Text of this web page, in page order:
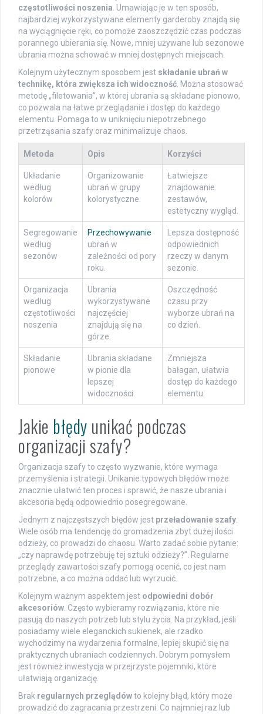
częstotliwości noszenia. Umawiając je w ten sposób,
najbardziej wykorzystywane elementy garderoby znajdą się
na wyciągnięcie ręki, co pomoże zaoszczędzić czas podczas
porannego ubierania się. Nowe, mniej używane lub sezonowe
ubrania można schować w mniej dostępnych miejscach.
Kolejnym użytecznym sposobem jest składanie ubrań w
technikę, która zwiększa ich widoczność. Można stosować
metodę „filetowania”, w której ubrania są składane pionowo,
co pozwala na łatwe przeglądanie i dostęp do każdego
elementu. Pomaga to w uniknięciu niepotrzebnego
przetrząsania szafy oraz minimalizuje chaos.
Metoda Opis Korzyści
Układanie
według
kolorów
Organizowanie
ubrań w grupy
kolorystyczne.
Łatwiejsze
znajdowanie
zestawów,
estetyczny wygląd.
Segregowanie
według
sezonów
Przechowywanie
ubrań w
zależności od pory
roku.
Lepsza dostępność
odpowiednich
rzeczy w danym
sezonie.
Organizacja
według
częstotliwości
noszenia
Ubrania
wykorzystywane
najczęściej
znajdują się na
górze.
Oszczędność
czasu przy
wyborze ubrań na
co dzień.
Składanie
pionowe
Ubrania składane
w pionie dla
lepszej
widoczności.
Zmniejsza
bałagan, ułatwia
dostęp do każdego
elementu.
Jakie błędy unikać podczas
organizacji szafy?
Organizacja szafy to często wyzwanie, które wymaga
przemyślenia i strategii. Unikanie typowych błędów może
znacznie ułatwić ten proces i sprawić, że nasze ubrania i
akcesoria będą odpowiednio posegregowane.
Jednym z najczęstszych błędów jest przeładowanie szafy.
Wiele osób ma tendencję do gromadzenia zbyt dużej ilości
odzieży, co prowadzi do chaosu. Warto zadać sobie pytanie:
„czy naprawdę potrzebuję tej sztuki odzieży?”. Regularne
przeglądy zawartości szafy pomogą ocenić, co jest nam
potrzebne, a co można oddać lub wyrzucić.
Kolejnym ważnym aspektem jest odpowiedni dobór
akcesoriów. Często wybieramy rozwiązania, które nie
pasują do naszych potrzeb lub stylu życia. Na przykład, jeśli
posiadamy wiele eleganckich sukienek, ale rzadko
wychodzimy na wydarzenia formalne, lepiej skupić się na
praktycznych ubraniach codziennych. Dobrym pomysłem
jest również inwestycja w przejrzyste pojemniki, które
ułatwiają organizację.
Brak regularnych przeglądówto kolejny błąd, który może
prowadzić do zagracania przestrzeni. Co najmniej raz lub